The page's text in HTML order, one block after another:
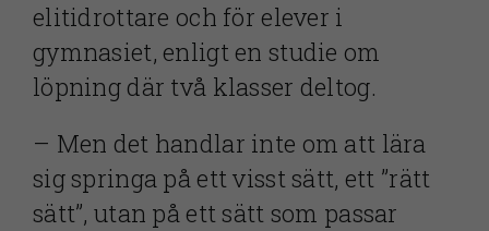
elitidrottare och för elever i
gymnasiet, enligt en studie om
löpning där två klasser deltog.
– Men det handlar inte om att lära
sig springa på ett visst sätt, ett ”rätt
sätt”, utan på ett sätt som passar